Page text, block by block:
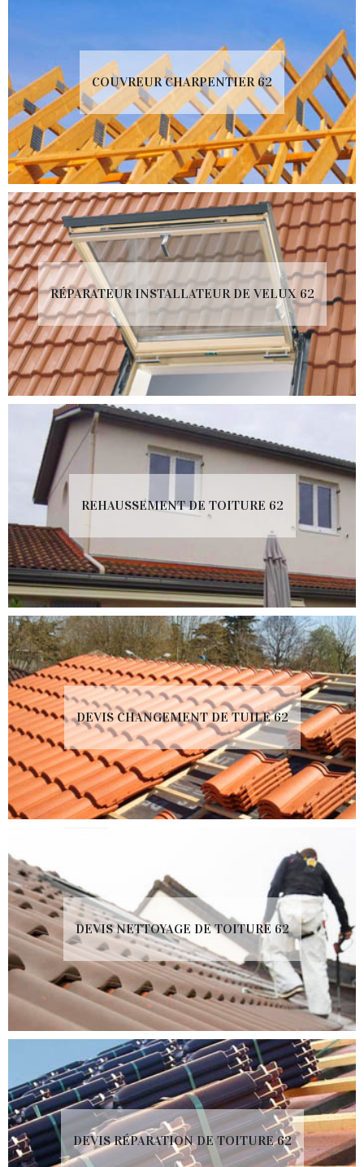
COUVREUR CHARPENTIER 62
RÉPARATEUR INSTALLATEUR DE VELUX 62
REHAUSSEMENT DE TOITURE 62
DEVIS CHANGEMENT DE TUILE 62
DEVIS NETTOYAGE DE TOITURE 62
DEVIS RÉPARATION DE TOITURE 62